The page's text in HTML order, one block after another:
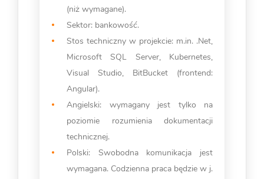
(niż wymagane).
Sektor: bankowość.
Stos techniczny w projekcie: m.in. .Net,
Microsoft SQL Server, Kubernetes,
Visual Studio, BitBucket (frontend:
Angular).
Angielski: wymagany jest tylko na
poziomie rozumienia dokumentacji
technicznej.
Polski: Swobodna komunikacja jest
wymagana. Codzienna praca będzie w j.